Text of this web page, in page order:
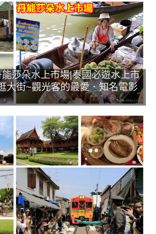
莎朵水上市場|泰國必遊水上市
大街~觀光客的最愛．知名電影